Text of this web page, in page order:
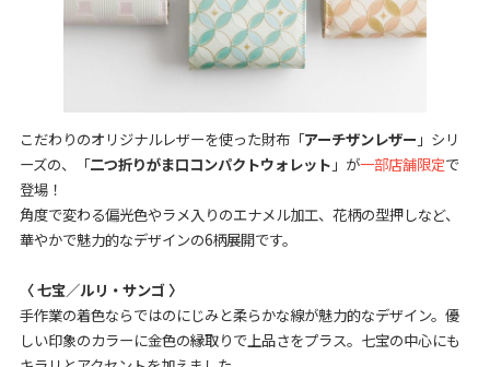
こだわりのオリジナルレザーを使った財布「アーチザンレザー 」シリ
ーズの、「二つ折りがま口コンパクトウォレット 」が一部店舗限定で
登場！
角度で変わる偏光色やラメ入りのエナメル加工、花柄の型押しなど、
華やかで魅力的なデザインの6柄展開です。
〈 七宝／ルリ・サンゴ 〉
手作業の着色ならではのにじみと柔らかな線が魅力的なデザイン。優
しい印象のカラーに金色の縁取りで上品さをプラス。七宝の中心にも